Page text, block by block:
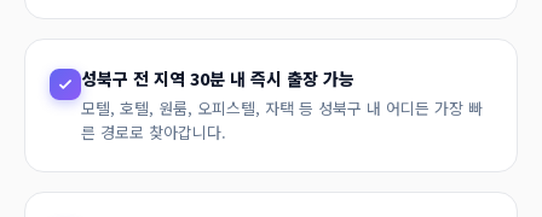
성북구 전 지역 30분 내 즉시 출장 가능
모텔, 호텔, 원룸, 오피스텔, 자택 등 성북구 내 어디든 가장 빠
른 경로로 찾아갑니다.